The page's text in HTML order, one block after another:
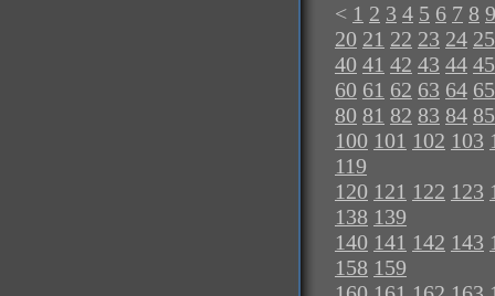
< 1 2 3 4 5 6 7 8 9
20 21 22 23 24 25
40 41 42 43 44 45
60 61 62 63 64 65
80 81 82 83 84 85
100 101 102 103
119
120 121 122 123
138 139
140 141 142 143
158 159